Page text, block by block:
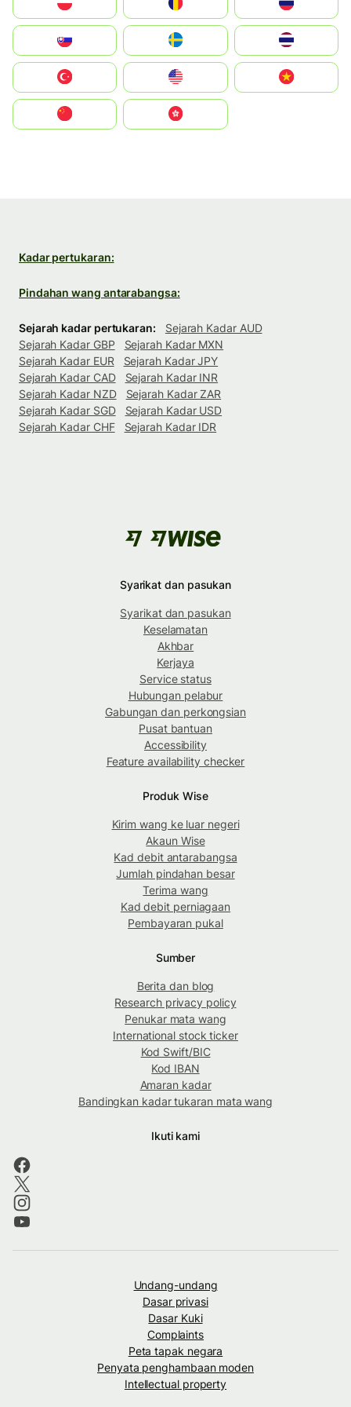
United States
中國香港特別行政區
Kadar pertukaran:
Pindahan wang antarabangsa:
Sejarah kadar pertukaran:
Sejarah Kadar AUD
Sejarah Kadar GBP
Sejarah Kadar MXN
Sejarah Kadar EUR
Sejarah Kadar JPY
Sejarah Kadar CAD
Sejarah Kadar INR
Sejarah Kadar NZD
Sejarah Kadar ZAR
Sejarah Kadar SGD
Sejarah Kadar USD
Sejarah Kadar CHF
Sejarah Kadar IDR
Syarikat dan pasukan
Syarikat dan pasukan
Keselamatan
Akhbar
Kerjaya
Service status
Hubungan pelabur
Gabungan dan perkongsian
Pusat bantuan
Accessibility
Feature availability checker
Produk Wise
Kirim wang ke luar negeri
Akaun Wise
Kad debit antarabangsa
Jumlah pindahan besar
Terima wang
Kad debit perniagaan
Pembayaran pukal
Sumber
Berita dan blog
Research privacy policy
Penukar mata wang
International stock ticker
Kod Swift/BIC
Kod IBAN
Amaran kadar
Bandingkan kadar tukaran mata wang
Ikuti kami
Undang-undang
Dasar privasi
Dasar Kuki
Complaints
Peta tapak negara
Penyata penghambaan moden
Intellectual property